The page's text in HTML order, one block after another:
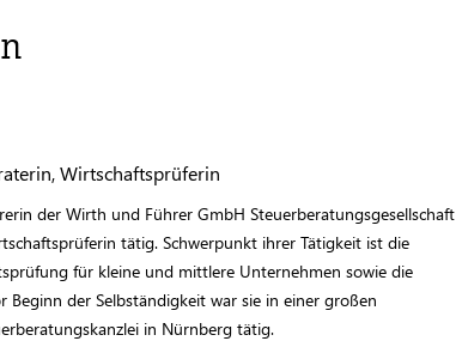
Wirtschaftsprüferin
der Wirth und Führer GmbH Steuerberatungsgesellschaft
tätig. Schwerpunkt ihrer Tätigkeit ist die
für kleine und mittlere Unternehmen sowie die
der Selbständigkeit war sie in einer großen
in Nürnberg tätig.